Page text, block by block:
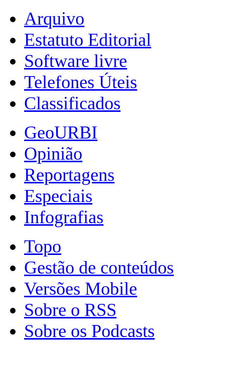
Arquivo
Estatuto Editorial
Software livre
Telefones Úteis
Classificados
GeoURBI
Opinião
Reportagens
Especiais
Infografias
Topo
Gestão de conteúdos
Versões Mobile
Sobre o RSS
Sobre os Podcasts